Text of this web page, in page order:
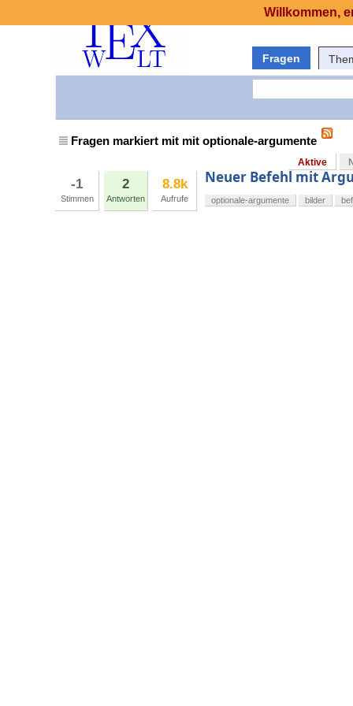
Fragen
Fragen markiert mit mit optionale-argumente
Aktive
-1
Stimmen
2
Antworten
8.8k
Aufrufe
Neuer Befehl mit
optionale-argumente bilder
Willkommen,